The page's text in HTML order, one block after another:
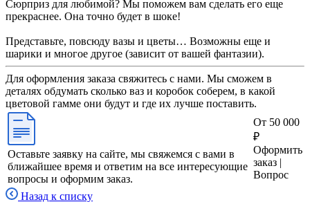
Сюрприз для любимой? Мы поможем вам сделать его еще
прекраснее. Она точно будет в шоке!
Представьте, повсюду вазы и цветы… Возможны еще и
шарики и многое другое (зависит от вашей фантазии).
Для оформления заказа свяжитесь с нами. Мы сможем в
деталях обдумать сколько ваз и коробок соберем, в какой
цветовой гамме они будут и где их лучше поставить.
Оставьте заявку на сайте, мы свяжемся с вами в
ближайшее время и ответим на все интересующие
вопросы и оформим заказ.
От 50 000
₽
Оформить
заказ |
Вопрос
Назад к списку